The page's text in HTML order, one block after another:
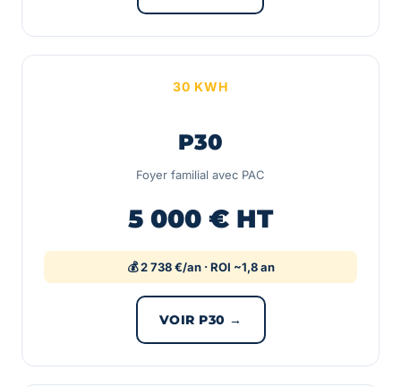
30 KWH
P30
Foyer familial avec PAC
5 000 € HT
💰 2 738 €/an · ROI ~1,8 an
VOIR P30 →